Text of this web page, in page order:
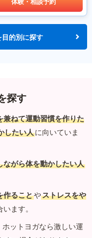
的別に探す
探す
兼ねて運動習慣を作りた
したい人に向いていま
ながら体を動かしたい人
作ることやストレスをや
ます。
ットヨガなら激しい運